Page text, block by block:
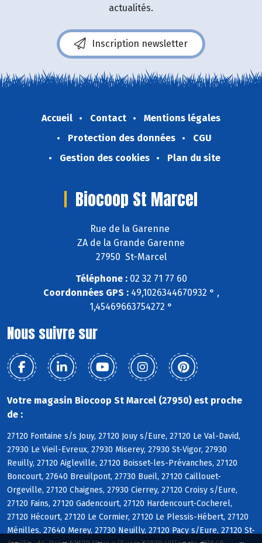
actualités.
Inscription newsletter
Accueil Contact
Mentions légales
Protection des données
CGU
Gestion des cookies
Plan du site
Biocoop St Marcel
Rue de la Garenne
ZA de la Grande Garenne
27950 St-Marcel
Téléphone :02 32 71 77 60
Coordonnées GPS :49,1026344670932 ° ,
1,45469663754272 °
Nous suivre sur
Votre magasin Biocoop St Marcel (27950) est proche
de :
27120 Fontaine s/s Jouy, 27120 Jouy s/Eure, 27120 Le Val-David,
27930 Le Vieil-Evreux, 27930 Miserey, 27930 St-Vigor, 27930
Reuilly, 27120 Aigleville, 27120 Boisset-les-Prévanches, 27120
Boncourt, 27640 Breuilpont, 27730 Bueil, 27120 Caillouet-
Orgeville, 27120 Chaignes, 27930 Cierrey, 27120 Croisy s/Eure,
27120 Fains, 27120 Gadencourt, 27120 Hardencourt-Cocherel,
27120 Hécourt, 27120 Le Cormier, 27120 Le Plessis-Hébert, 27120
Ménilles, 27640 Merey, 27730 Neuilly, 27120 Pacy s/Eure, 27120 St-